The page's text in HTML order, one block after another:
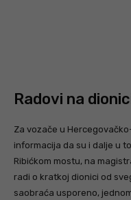
Radovi na
Za vozače u
informacija da su i dalje u
Ribićkom mostu, na
radi o kratkoj dionici od
saobraća usporeno,